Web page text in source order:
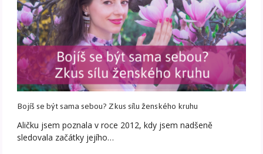
Bojíš se být sama sebou? Zkus sílu ženského kruhu
Aličku jsem poznala v roce 2012, kdy jsem nadšeně
sledovala začátky jejího…